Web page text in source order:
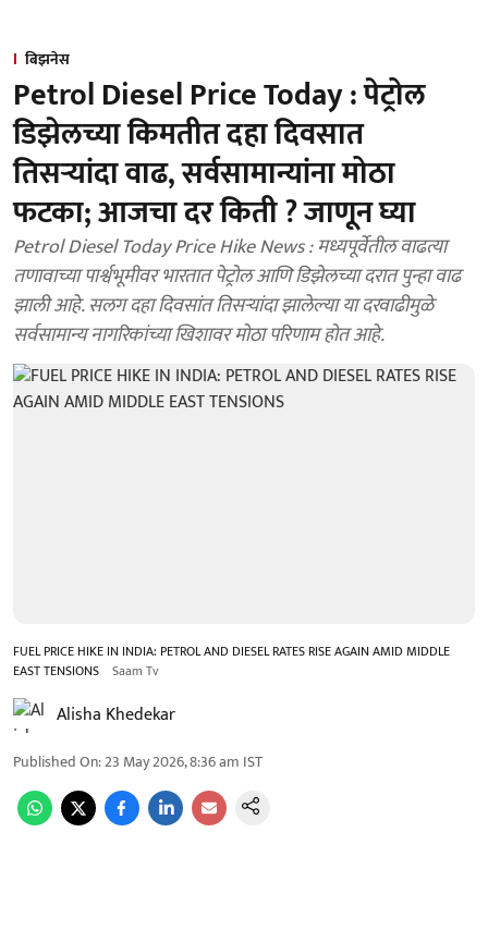
बिझनेस
Petrol Diesel Price Today : पेट्रोल
डिझेलच्या किमतीत दहा दिवसात
तिसऱ्यांदा वाढ, सर्वसामान्यांना मोठा
फटका; आजचा दर किती ? जाणून घ्या
Petrol Diesel Today Price Hike News : मध्यपूर्वेतील वाढत्या
तणावाच्या पार्श्वभूमीवर भारतात पेट्रोल आणि डिझेलच्या दरात पुन्हा वाढ
झाली आहे. सलग दहा दिवसांत तिसऱ्यांदा झालेल्या या दरवाढीमुळे
सर्वसामान्य नागरिकांच्या खिशावर मोठा परिणाम होत आहे.
FUEL PRICE HIKE IN INDIA: PETROL AND DIESEL RATES RISE AGAIN AMID MIDDLE
EAST TENSIONS Saam Tv
Alisha Khedekar
Published On:23 May 2026, 8:36 am IST